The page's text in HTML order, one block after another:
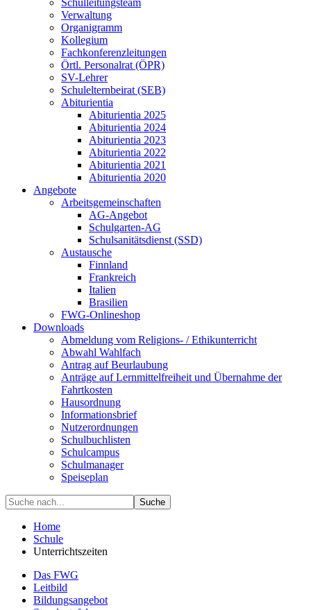
Schulleitungsteam
Verwaltung
Organigramm
Kollegium
Fachkonferenzleitungen
Örtl. Personalrat (ÖPR)
SV-Lehrer
Schulelternbeirat (SEB)
Abiturientia
Abiturientia 2025
Abiturientia 2024
Abiturientia 2023
Abiturientia 2022
Abiturientia 2021
Abiturientia 2020
Angebote
Arbeitsgemeinschaften
AG-Angebot
Schulgarten-AG
Schulsanitätsdienst (SSD)
Austausche
Finnland
Frankreich
Italien
Brasilien
FWG-Onlineshop
Downloads
Abmeldung vom Religions- / Ethikunterricht
Abwahl Wahlfach
Antrag auf Beurlaubung
Anträge auf Lernmittelfreiheit und Übernahme der
Fahrtkosten
Hausordnung
Informationsbrief
Nutzerordnungen
Schulbuchlisten
Schulcampus
Schulmanager
Speiseplan
Suche
Home
Schule
Unterrichtszeiten
Das FWG
Leitbild
Bildungsangebot